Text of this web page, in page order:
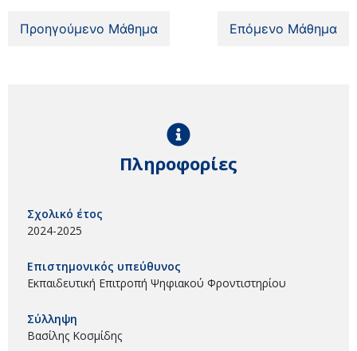
Προηγούμενο Μάθημα Επόμενο Μάθημα
Πληροφορίες
Σχολικό έτος
2024-2025
Επιστημονικός υπεύθυνος
Εκπαιδευτική Επιτροπή Ψηφιακού Φροντιστηρίου
Σύλληψη
Βασίλης Κοσμίδης